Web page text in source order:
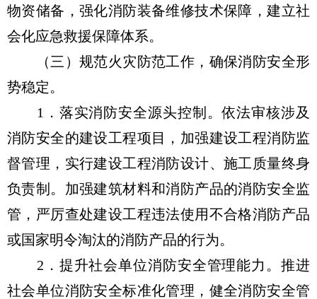
物资储备，强化消防装备维修技术保障，建立社
会化应急救援保障体系。
（三）规范火灾防范工作，确保消防安全形
势稳定。
1．落实消防安全源头控制。依法审核涉及
消防安全的建设工程项目，加强建设工程消防监
督管理，实行建设工程消防设计、施工质量终身
负责制。加强建筑材料和消防产品的消防安全监
管，严厉查处建设工程违法使用不合格消防产品
或国家明令淘汰的消防产品的行为。
2．提升社会单位消防安全管理能力。推进
社会单位消防安全标准化管理，健全消防安全管